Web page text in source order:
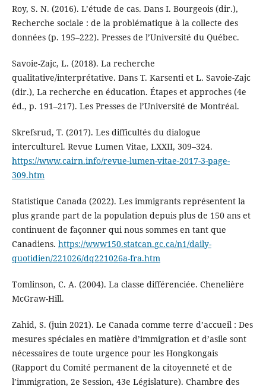
Roy, S. N. (2016). L’étude de cas. Dans I. Bourgeois (dir.),
Recherche sociale : de la problématique à la collecte des
données (p. 195–222). Presses de l’Université du Québec.
Savoie-Zajc, L. (2018). La recherche
qualitative/interprétative. Dans T. Karsenti et L. Savoie-Zajc
(dir.), La recherche en éducation. Étapes et approches (4e
éd., p. 191–217). Les Presses de l’Université de Montréal.
Skrefsrud, T. (2017). Les difficultés du dialogue
interculturel. Revue Lumen Vitae, LXXII, 309–324.
https://www.cairn.info/revue-lumen-vitae-2017-3-page-
309.htm
Statistique Canada (2022). Les immigrants représentent la
plus grande part de la population depuis plus de 150 ans et
continuent de façonner qui nous sommes en tant que
Canadiens. https://www150.statcan.gc.ca/n1/daily-
quotidien/221026/dq221026a-fra.htm
Tomlinson, C. A. (2004). La classe différenciée. Chenelière
McGraw-Hill.
Zahid, S. (juin 2021). Le Canada comme terre d’accueil : Des
mesures spéciales en matière d’immigration et d’asile sont
nécessaires de toute urgence pour les Hongkongais
(Rapport du Comité permanent de la citoyenneté et de
l’immigration, 2e Session, 43e Législature). Chambre des